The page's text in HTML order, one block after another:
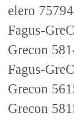
elero
Fagus-
Grecon
Fagus-
Grecon
Grecon